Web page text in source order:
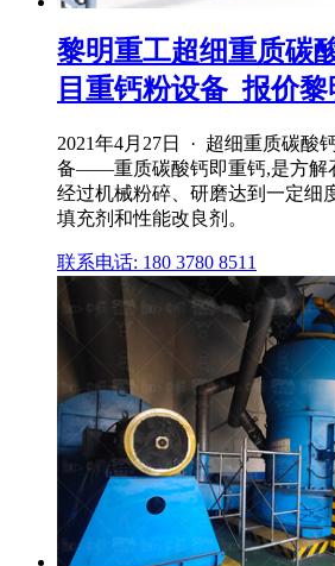
黎明重工超细重质碳
目重钙粉设备_报价黎
2021年4月27日 · 超细重质碳酸
备——重质碳酸钙即重钙,是方解
经过机械粉碎、研磨达到一定细
填充剂和性能改良剂。
联系电话: 180 3780 8511